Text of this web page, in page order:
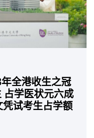
全港收生之冠
占学医状元六成
试考生占学额
技评估平台 推
测糖尿黄斑水
缩短患者轮
程界最高荣誉
届医药衞生领
凰奖学金」嘉
走出课堂放眼
案 精准辨识
盲点」 降低人
小鼠实验证实
新神经保护疗
耐药性机制 揭
」新功能助癌
头跨国肺癌研
人七年无恶化
癌有望变成
裕杰出领袖
亚洲糖尿病教
探讨私人医疗
研究员 荣获国
Lattimer 讲座
应用」研究突
善严重中风康